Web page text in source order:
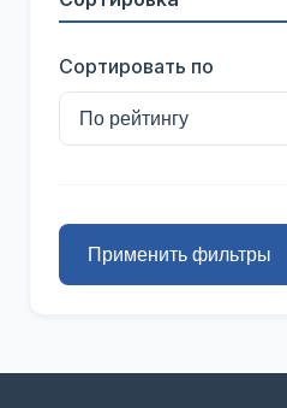
Сортировать по
Применить фильтры